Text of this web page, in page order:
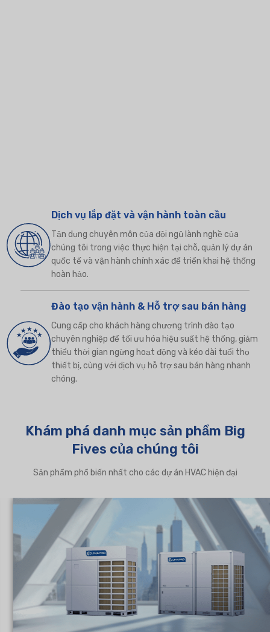
Dịch vụ lắp đặt và vận hành toàn cầu
Tận dụng chuyên môn của đội ngũ lành nghề của
chúng tôi trong việc thực hiện tại chỗ, quản lý dự án
quốc tế và vận hành chính xác để triển khai hệ thống
hoàn hảo.
Đào tạo vận hành & Hỗ trợ sau bán hàng
Cung cấp cho khách hàng chương trình đào tạo
chuyên nghiệp để tối ưu hóa hiệu suất hệ thống, giảm
thiểu thời gian ngừng hoạt động và kéo dài tuổi thọ
thiết bị, cùng với dịch vụ hỗ trợ sau bán hàng nhanh
chóng.
Khám phá danh mục sản phẩm Big
Fives của chúng tôi
Sản phẩm phổ biến nhất cho các dự án HVAC hiện đại